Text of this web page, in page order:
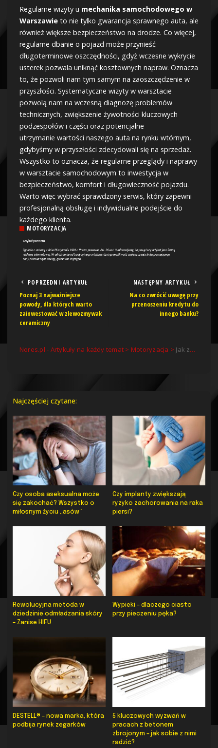
Regularne wizyty u mechanika samochodowego w
Warszawie to nie tylko gwarancja sprawnego auta, ale
również większe bezpieczeństwo na drodze. Co więcej,
regularne dbanie o pojazd może przynieść
długoterminowe oszczędności, gdyż wczesne wykrycie
usterek pozwala uniknąć kosztownych napraw. Oznacza
to, że pozwoli nam tym samym na zaoszczędzenie w
przyszłości. Systematyczne wizyty w warsztacie
pozwolą nam na wczesną diagnozę problemów
technicznych, zwiększenie żywotności kluczowych
podzespołów i części oraz potencjalne
utrzymanie wartości naszego auta na rynku wtórnym,
gdybyśmy w przyszłości zdecydowali się na sprzedaż.
Wszystko to oznacza, że regularne przeglądy i naprawy
w warsztacie samochodowym to inwestycja w
bezpieczeństwo, komfort i długowieczność pojazdu.
Warto więc wybrać sprawdzony serwis, który zapewni
profesjonalną obsługę i indywidualne podejście do
każdego klienta.
MOTORYZACJA
POPRZEDNI ARTYKUŁ
Poznaj 3 najważniejsze
powody, dla których warto
zainwestować w zlewozmywak
ceramiczny
NASTĘPNY ARTYKUŁ
Na co zwrócić uwagę przy
przenoszeniu kredytu do
innego banku?
Nores.pl - Artykuły na każdy temat > Motoryzacja > Jak znaleźć najlepszy warsztat samochodowy w Warszawie?
Najczęściej czytane:
Czy osoba aseksualna może
się zakochać? Wszystko o
miłosnym życiu „asów”
Czy implanty zwiększają
ryzyko zachorowania na raka
piersi?
Rewolucyjna metoda w
dziedzinie odmładzania skóry
– Zanise HIFU
Wypieki – dlaczego ciasto
przy pieczeniu pęka?
DESTELL® – nowa marka, która
podbija rynek zegarków
5 kluczowych wyzwań w
pracach z betonem
zbrojonym – jak sobie z nimi
radzić?